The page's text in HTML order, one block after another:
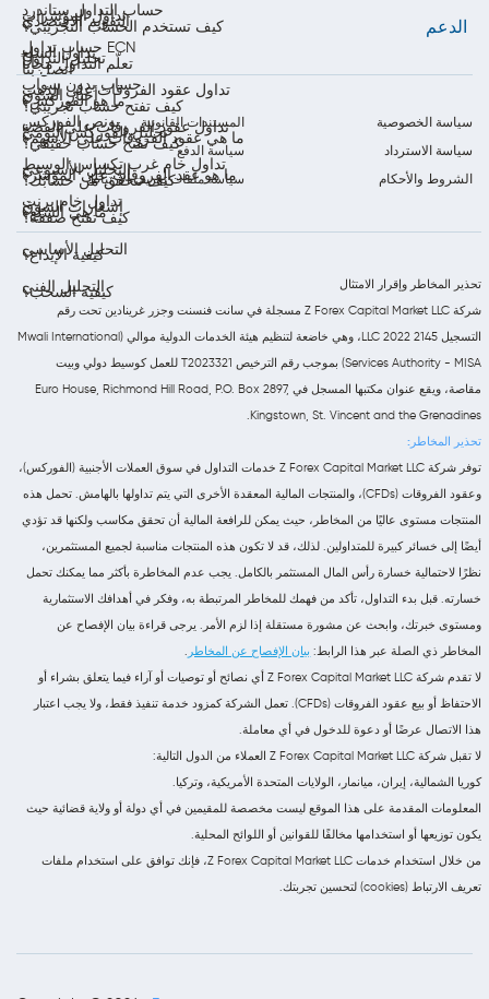
المستندات القانونية
سياسة الخصوصية
سياسة الدفع
سياسة الاسترداد
سياسة ملفات تعريف الارتباط
الشروط والأحكام
حساب التداول ستاندرد
حساب تداول ECN
حساب بدون سواب
بونص الفوركس
تداول المؤشرات
تداول السلع
تداول عقود الفروقات على الذهب
تداول عقود الفروقات على الفضة
تداول خام غرب تكساس الوسيط
تداول خام برنت
التقويم الاقتصادي
تحليل التداول
أخبار السوق
تحليل الفوركس اليومي
التحليل الأسبوعي
إشعارات السوق
كيف تستخدم الحساب التجريبي؟
تعلّم التداول مجاناً
ما هو الفوركس؟
ما هي عقود الفروقات على الأسهم؟
ما هو عقد الفروقات على المؤشر؟
ما هي السلع؟
التحليل الأساسي
التحليل الفني
الدعم
اتصل بنا
كيف تفتح حساب تجريبي؟
كيف تفتح حساب حقيقي؟
كيف تتحقق من حسابك؟
كيف تفتح صفقة؟
كيفية الإيداع؟
كيفية السحب؟
تحذير المخاطر وإقرار الامتثال
شركة Z Forex Capital Market LLC مسجلة في سانت فنسنت وجزر غرينادين تحت رقم
التسجيل 2145 LLC 2022، وهي خاضعة لتنظيم هيئة الخدمات الدولية موالي (Mwali International
Services Authority - MISA) بموجب رقم الترخيص T2023321 للعمل كوسيط دولي وبيت
مقاصة، ويقع عنوان مكتبها المسجل في Euro House, Richmond Hill Road, P.O. Box 2897,
Kingstown, St. Vincent and the Grenadines.
تحذير المخاطر:
توفر شركة Z Forex Capital Market LLC خدمات التداول في سوق العملات الأجنبية (الفوركس)،
وعقود الفروقات (CFDs)، والمنتجات المالية المعقدة الأخرى التي يتم تداولها بالهامش. تحمل هذه
المنتجات مستوى عاليًا من المخاطر، حيث يمكن للرافعة المالية أن تحقق مكاسب ولكنها قد تؤدي
أيضًا إلى خسائر كبيرة للمتداولين. لذلك، قد لا تكون هذه المنتجات مناسبة لجميع المستثمرين،
نظرًا لاحتمالية خسارة رأس المال المستثمر بالكامل. يجب عدم المخاطرة بأكثر مما يمكنك تحمل
خسارته. قبل بدء التداول، تأكد من فهمك للمخاطر المرتبطة به، وفكر في أهدافك الاستثمارية
ومستوى خبرتك، وابحث عن مشورة مستقلة إذا لزم الأمر. يرجى قراءة بيان الإفصاح عن
المخاطر ذي الصلة عبر هذا الرابط: بيان الإفصاح عن المخاطر .
لا تقدم شركة Z Forex Capital Market LLC أي نصائح أو توصيات أو آراء فيما يتعلق بشراء أو
الاحتفاظ أو بيع عقود الفروقات (CFDs). تعمل الشركة كمزود خدمة تنفيذ فقط، ولا يجب اعتبار
هذا الاتصال عرضًا أو دعوة للدخول في أي معاملة.
لا تقبل شركة Z Forex Capital Market LLC العملاء من الدول التالية:
كوريا الشمالية، إيران، ميانمار، الولايات المتحدة الأمريكية، وتركيا.
المعلومات المقدمة على هذا الموقع ليست مخصصة للمقيمين في أي دولة أو ولاية قضائية حيث
يكون توزيعها أو استخدامها مخالفًا للقوانين أو اللوائح المحلية.
من خلال استخدام خدمات Z Forex Capital Market LLC، فإنك توافق على استخدام ملفات
تعريف الارتباط (cookies) لتحسين تجربتك.